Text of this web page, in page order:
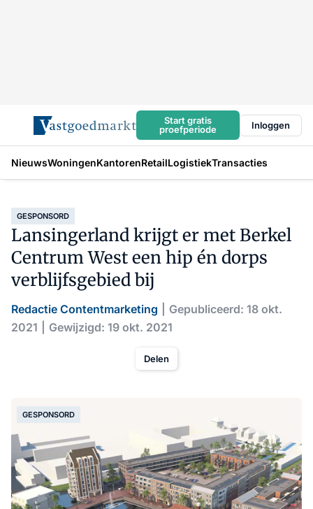
Start gratis
proefperiode
Inloggen
NieuwsWoningenKantorenRetailLogistiekTransacties
GESPONSORD
Lansingerland krijgt er met Berkel
Centrum West een hip én dorps
verblijfsgebied bij
Redactie Contentmarketing
Gepubliceerd: 18 okt.
2021
Gewijzigd: 19 okt. 2021
Delen
GESPONSORD